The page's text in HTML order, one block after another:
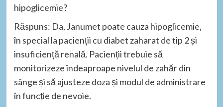
hipoglicemie?
Răspuns: Da, Janumet poate cauza hipoglicemie,
în special la pacienții cu diabet zaharat de tip 2 și
insuficiență renală. Pacienții trebuie să
monitorizeze îndeaproape nivelul de zahăr din
sânge și să ajusteze doza și modul de administrare
în funcție de nevoie.